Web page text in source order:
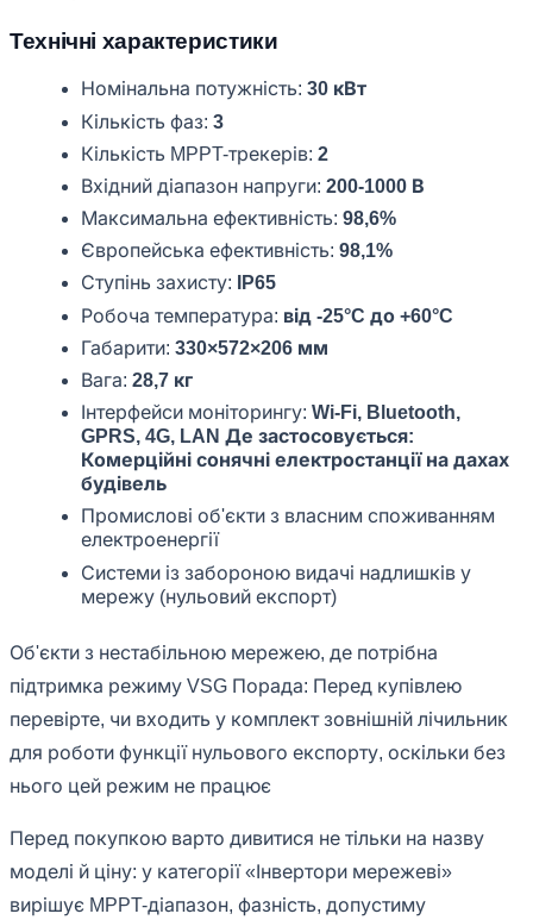
Технічні характеристики
Номінальна потужність: 30 кВт
Кількість фаз: 3
Кількість MPPT-трекерів: 2
Вхідний діапазон напруги: 200-1000 В
Максимальна ефективність: 98,6%
Європейська ефективність: 98,1%
Ступінь захисту:
IP65
Робоча температура: від -25°C до +60°C
Габарити: 330×572×206 мм
Вага: 28,7 кг
Інтерфейси моніторингу: Wi-Fi, Bluetooth,
GPRS, 4G, LAN Де застосовується:
Комерційні сонячні електростанції на дахах
будівель
Промислові об'єкти з власним споживанням
електроенергії
Системи із забороною видачі надлишків у
мережу (нульовий експорт)
Об'єкти з нестабільною мережею, де потрібна
підтримка режиму VSG Порада: Перед купівлею
перевірте, чи входить у комплект зовнішній лічильник
для роботи функції нульового експорту, оскільки без
нього цей режим не працює
Перед покупкою варто дивитися не тільки на назву
моделі й ціну: у категорії «Інвертори мережеві»
вирішує MPPT-діапазон, фазність, допустиму